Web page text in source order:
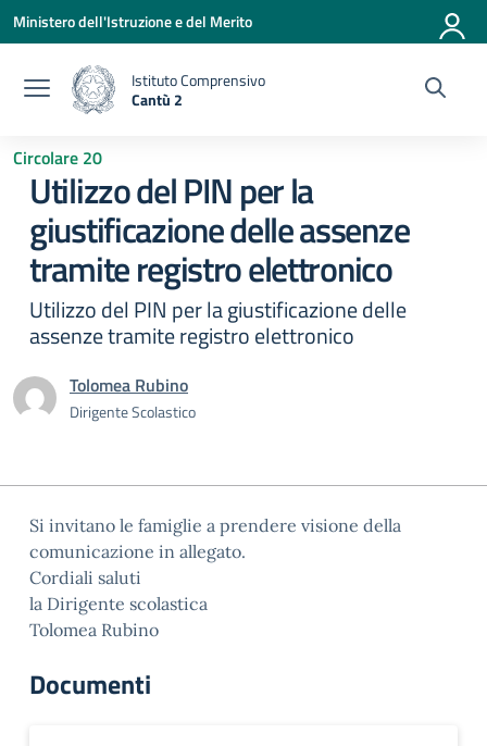
Vai ai contenuti
Vai al menu di navigazione
Vai al footer
Ministero dell'Istruzione e del Merito
Istituto Comprensivo
Cantù 2
Circolare 20
Utilizzo del PIN per la
giustificazione delle assenze
tramite registro elettronico
Utilizzo del PIN per la giustificazione delle
assenze tramite registro elettronico
Tolomea Rubino
Dirigente Scolastico
Si invitano le famiglie a prendere visione della
comunicazione in allegato.
Cordiali saluti
la Dirigente scolastica
Tolomea Rubino
Documenti